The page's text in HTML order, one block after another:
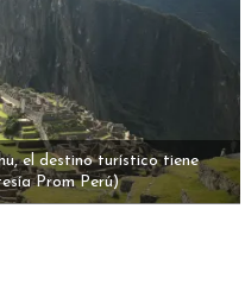
el destino turístico tiene
Prom Perú)